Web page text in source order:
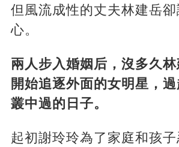
但風流成性的丈夫林建岳
心。
兩人步入婚姻后，沒多久
開始追逐外面的女明星，
叢中過的日子。
起初謝玲玲為了家庭和孩子